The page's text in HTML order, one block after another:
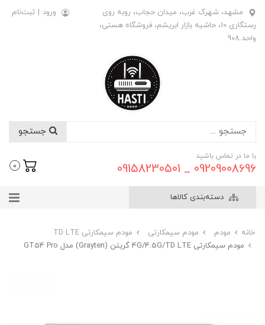
مشهد، شهرک غرب، میدان حجاب، روبه روی
رستگاری 10، حاشیه بازار ابریشم، فروشگاه هستی،
واحد 908
ورود | ثبت‌نام
با ما در تماس باشید
09209008696 _ 09158230501
0
دسته‌بندی کالاها
خانه مودم مودم سیمکارتی
مودم سیمکارتی TD LTE
مودم سیمکارتی 4G/4.5G/TD LTE گریتن (Grayten) مدل GT54 Pro